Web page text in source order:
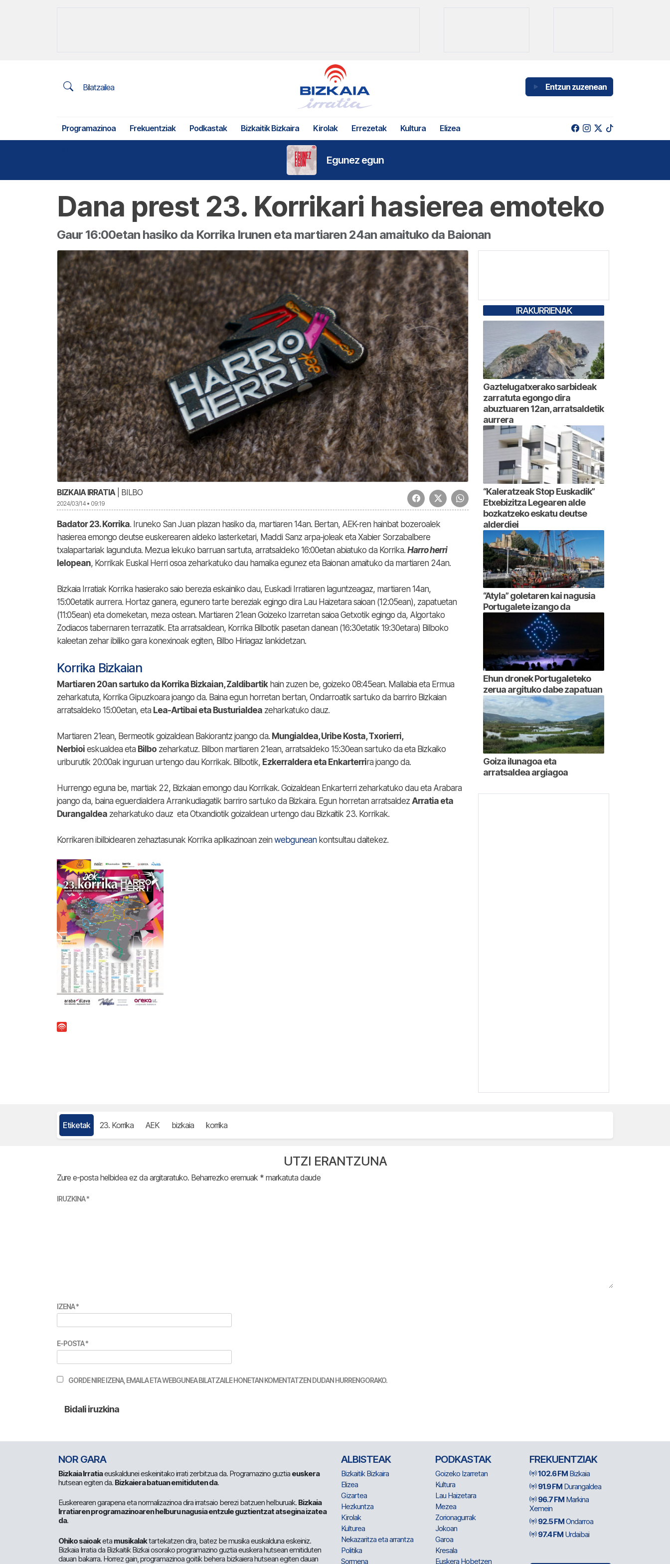
Bilatzailea Entzun zuzenean
Programazinoa Frekuentziak Podkastak Bizkaitik Bizkaira Kirolak Errezetak Kultura Elizea
Egunez egun
Dana prest 23. Korrikari hasierea emoteko
Gaur 16:00etan hasiko da Korrika Irunen eta martiaren 24an amaituko da Baionan
BIZKAIA IRRATIA| BILBO
2024/03/14 • 09:19
Badator 23. Korrika. Iruneko San Juan plazan hasiko da, martiaren 14an. Bertan, AEK-ren hainbat bozeroalek
hasierea emongo deutse euskerearen aldeko lasterketari, Maddi Sanz arpa-joleak eta Xabier Sorzabalbere
txalapartariak lagunduta. Mezua lekuko barruan sartuta, arratsaldeko 16:00etan abiatuko da Korrika. Harro herri
lelopean, Korrikak Euskal Herri osoa zeharkatuko dau hamaika egunez eta Baionan amaituko da martiaren 24an.
Bizkaia Irratiak Korrika hasierako saio berezia eskainiko dau, Euskadi Irratiaren laguntzeagaz, martiaren 14an,
15:00etatik aurrera. Hortaz ganera, egunero tarte bereziak egingo dira Lau Haizetara saioan (12:05ean), zapatuetan
(11:05ean) eta domeketan, meza ostean. Martiaren 21ean Goizeko Izarretan saioa Getxotik egingo da, Algortako
Zodiacos tabernaren terrazatik. Eta arratsaldean, Korrika Bilbotik pasetan danean (16:30etatik 19:30etara) Bilboko
kaleetan zehar ibiliko gara konexinoak egiten, Bilbo Hiriagaz lankidetzan.
Korrika Bizkaian
Martiaren 20an sartuko da Korrika Bizkaian, Zaldibartikhain zuzen be, goizeko 08:45ean. Mallabia eta Ermua
zeharkatuta, Korrika Gipuzkoara joango da. Baina egun horretan bertan, Ondarroatik sartuko da barriro Bizkaian
arratsaldeko 15:00etan, eta Lea-Artibai eta Busturialdea zeharkatuko dauz.
Martiaren 21ean, Bermeotik goizaldean Bakiorantz joango da. Mungialdea, Uribe Kosta, Txorierri,
Nerbioi eskualdea eta Bilbo zeharkatuz. Bilbon martiaren 21ean, arratsaldeko 15:30ean sartuko da eta Bizkaiko
uriburutik 20:00ak inguruan urtengo dau Korrikak. Bilbotik, Ezkerraldera eta Enkarterrira joango da.
Hurrengo eguna be, martiak 22, Bizkaian emongo dau Korrikak. Goizaldean Enkarterri zeharkatuko dau eta Arabara
joango da, baina eguerdialdera Arrankudiagatik barriro sartuko da Bizkaira. Egun horretan arratsaldez Arratia eta
Durangaldea zeharkatuko dauz eta Otxandiotik goizaldean urtengo dau Bizkaitik 23. Korrikak.
Korrikaren ibilbidearen zehaztasunak Korrika aplikazinoan zein webguneankontsultau daitekez.
IRAKURRIENAK
Gaztelugatxerako sarbideak
zarratuta egongo dira
abuztuaren 12an, arratsaldetik
aurrera
“Kaleratzeak Stop Euskadik”
Etxebizitza Legearen alde
bozkatzeko eskatu deutse
alderdiei
“Atyla” goletaren kai nagusia
Portugalete izango da
Ehun dronek Portugaleteko
zerua argituko dabe zapatuan
Goiza ilunagoa eta
arratsaldea argiagoa
Etiketak 23. Korrika AEK bizkaia korrika
UTZI ERANTZUNA
Zure e-posta helbidea ez da argitaratuko. Beharrezko eremuak * markatuta daude
IRUZKINA*
IZENA*
E-POSTA*
GORDE NIRE IZENA, EMAILA ETA WEBGUNEA BILATZAILE HONETAN KOMENTATZEN DUDAN HURRENGORAKO.
NOR GARA
Bizkaia Irratiaeuskaldunei eskeinitako irrati zerbitzua da. Programazino guztia euskera
hutsean egiten da. Bizkaiera batuan emitiduten da.
Euskerearen garapena eta normalizazinoa dira irratsaio berezi batzuen helburuak. Bizkaia
Irratiaren programazinoaren helburu nagusia entzule guztientzat atsegina izatea
da.
Ohiko saioaketa musikalaktartekatzen dira, batez be musika euskalduna eskeiniz.
Bizkaia Irratia da Bizkaitik Bizkai osorako programazino guztia euskera hutsean emitiduten
dauan bakarra. Horrez gain, programazinoa goitik behera bizkaiera hutsean egiten dauan
ALBISTEAK
Bizkaitik Bizkaira
Elizea
Gizartea
Hezkuntza
Kirolak
Kulturea
Nekazaritza eta arrantza
Politika
Sormena
PODKASTAK
Goizeko Izarretan
Kultura
Lau Haizetara
Mezea
Zorionagurrak
Jokoan
Garoa
Kresala
Euskera Hobetzen
FREKUENTZIAK
102.6 FM Bizkaia
91.9 FM Durangaldea
96.7 FM Markina
Xemein
92.5 FMOndarroa
97.4 FM Urdaibai